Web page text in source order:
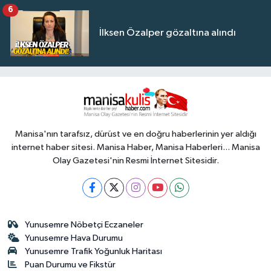
İlksen Özalper gözaltına alındı
6
Manisa'nın tarafsız, dürüst ve en doğru haberlerinin yer aldığı
internet haber sitesi. Manisa Haber, Manisa Haberleri... Manisa
Olay Gazetesi'nin Resmi İnternet Sitesidir.
Yunusemre Nöbetçi Eczaneler
Yunusemre Hava Durumu
Yunusemre Trafik Yoğunluk Haritası
Puan Durumu ve Fikstür